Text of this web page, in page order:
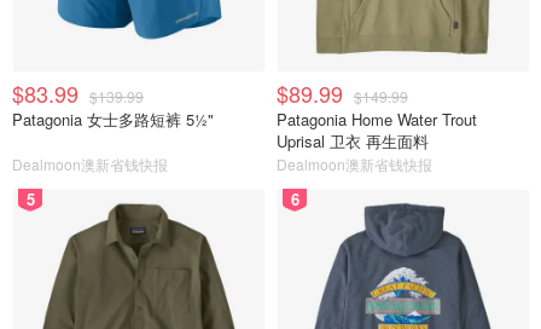
$83.99 $139.99
Patagonia 女士多路短裤 5½"
Dealmoon澳新省钱快报
$89.99 $149.99
Patagonia Home Water Trout
Uprisal 卫衣 再生面料
Dealmoon澳新省钱快报
5 6